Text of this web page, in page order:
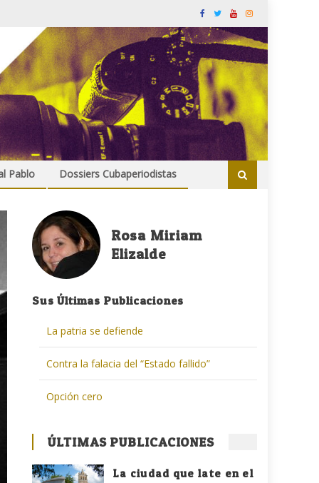
Pablo Dossiers Cubaperiodistas
Rosa Miriam
Elizalde
Sus Últimas Publicaciones
La patria se defiende
Contra la falacia del “Estado fallido”
Opción cero
ÚLTIMAS PUBLICACIONES
La ciudad que late en el